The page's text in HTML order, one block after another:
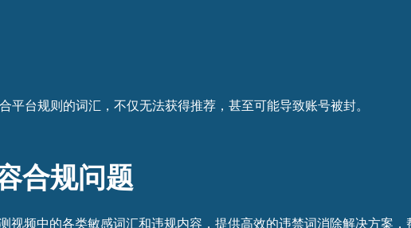
台规则的词汇，不仅无法获得推荐，甚至可能导致账号被封。
合规问题
频中的各类敏感词汇和违规内容，提供高效的违禁词消除解决方案，